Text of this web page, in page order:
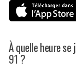
À quelle heure
91 ?